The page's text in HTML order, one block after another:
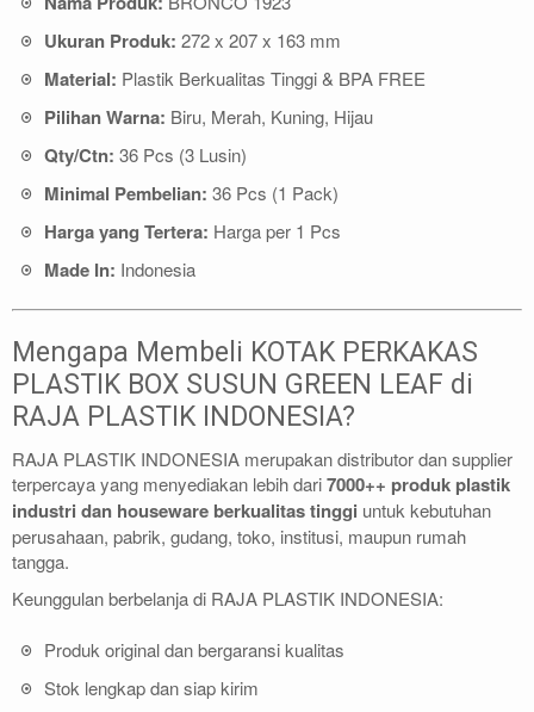
Ukuran Produk: 272 x 207 x 163 mm
Material: Plastik Berkualitas Tinggi & BPA FREE
Pilihan Warna: Biru, Merah, Kuning, Hijau
Qty/Ctn: 36 Pcs (3 Lusin)
Minimal Pembelian: 36 Pcs (1 Pack)
Harga yang Tertera: Harga per 1 Pcs
Made In: Indonesia
Mengapa Membeli KOTAK PERKAKAS
PLASTIK BOX SUSUN GREEN LEAF di
RAJA PLASTIK INDONESIA?
RAJA PLASTIK INDONESIA merupakan distributor dan supplier
terpercaya yang menyediakan lebih dari7000++ produk plastik
industri dan houseware berkualitas tinggi untuk kebutuhan
perusahaan, pabrik, gudang, toko, institusi, maupun rumah
tangga.
Keunggulan berbelanja di RAJA PLASTIK INDONESIA:
Produk original dan bergaransi kualitas
Stok lengkap dan siap kirim